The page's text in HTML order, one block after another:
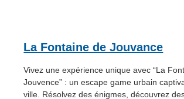
La Fontaine de Jouvance
Vivez une expérience unique avec “La
Jouvence” : un escape game urbain
ville. Résolvez des énigmes, découvrez